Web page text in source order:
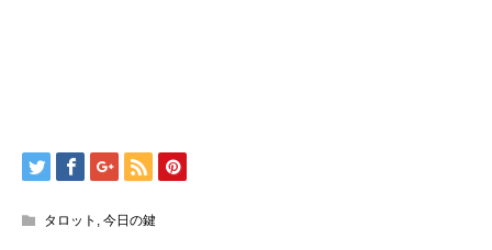
タロット , 今日の鍵